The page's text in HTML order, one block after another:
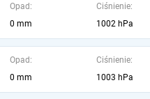
Opad:
0 mm
Ciśnienie:
1002 hPa
Opad:
0 mm
Ciśnienie:
1003 hPa